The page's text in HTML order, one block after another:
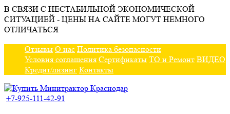
В СВЯЗИ С НЕСТАБИЛЬНОЙ ЭКОНОМИЧЕСКОЙ
СИТУАЦИЕЙ - ЦЕНЫ НА САЙТЕ МОГУТ НЕМНОГО
ОТЛИЧАТЬСЯ
Отзывы О нас Политика безопасности
Условия соглашения Сертификаты ТО и Ремонт ВИДЕО
Кредит/лизинг Контакты
+7-925-111-42-91